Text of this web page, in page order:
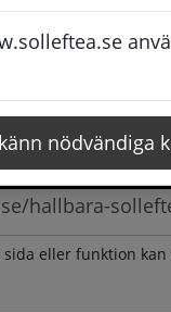
nödvändiga
med din fråga så
dygnt runt och
berör
eller funktion